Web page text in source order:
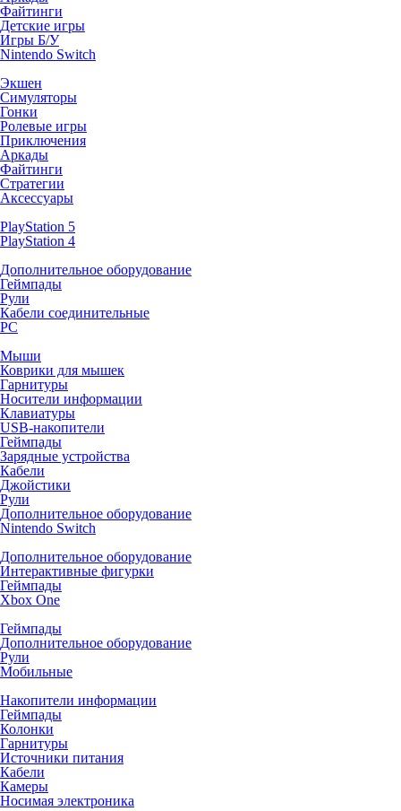
Файтинги
Детские игры
Игры Б/У
Nintendo Switch
Экшен
Симуляторы
Гонки
Ролевые игры
Приключения
Аркады
Файтинги
Стратегии
Аксессуары
PlayStation 5
PlayStation 4
Дополнительное оборудование
Геймпады
Рули
Кабели соединительные
PC
Мыши
Коврики для мышек
Гарнитуры
Носители информации
Клавиатуры
USB-накопители
Геймпады
Зарядные устройства
Кабели
Джойстики
Рули
Дополнительное оборудование
Nintendo Switch
Дополнительное оборудование
Интерактивные фигурки
Геймпады
Xbox One
Геймпады
Дополнительное оборудование
Рули
Мобильные
Накопители информации
Геймпады
Колонки
Гарнитуры
Источники питания
Кабели
Камеры
Носимая электроника